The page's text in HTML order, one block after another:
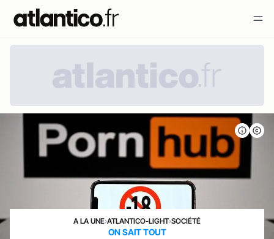
A LA UNE›ATLANTICO-LIGHT›SOCIÉTÉ
ON SAIT TOUT